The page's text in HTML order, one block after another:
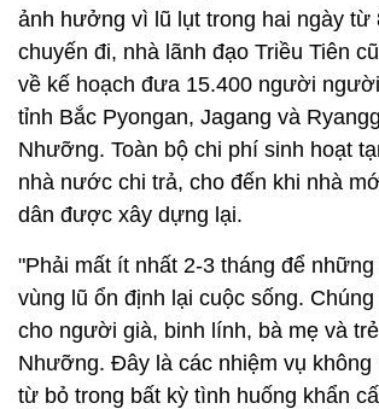
ảnh hưởng vì lũ lụt trong hai ngày từ
chuyến đi, nhà lãnh đạo Triều Tiên
về kế hoạch đưa 15.400 người
tỉnh Bắc Pyongan, Jagang và
Nhưỡng. Toàn bộ chi phí sinh hoạt
nhà nước chi trả, cho đến khi nhà
dân được xây dựng lại.
"Phải mất ít nhất 2-3 tháng để
vùng lũ ổn định lại cuộc sống.
cho người già, binh lính, bà mẹ và
Nhưỡng. Đây là các nhiệm vụ
từ bỏ trong bất kỳ tình huống khẩn